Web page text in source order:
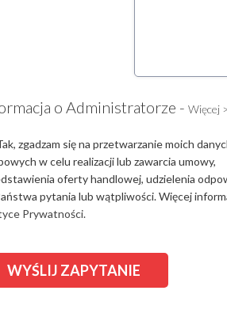
o Administratorze - Więcej >
zgadzam się na przetwarzanie moich
w celu realizacji lub zawarcia umowy,
oferty handlowej, udzielenia
pytania lub wątpliwości. Więcej
Prywatności.